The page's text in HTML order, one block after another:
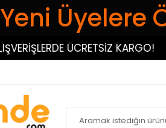
Yeni Üyelere
ÜCRETSİZ KARGO!